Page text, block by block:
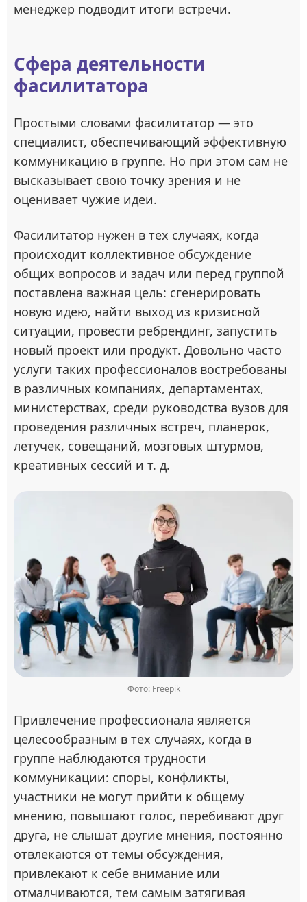
менеджер подводит итоги встречи.
Сфера деятельности
фасилитатора
Простыми словами фасилитатор — это
специалист, обеспечивающий эффективную
коммуникацию в группе. Но при этом сам не
высказывает свою точку зрения и не
оценивает чужие идеи.
Фасилитатор нужен в тех случаях, когда
происходит коллективное обсуждение
общих вопросов и задач или перед группой
поставлена важная цель: сгенерировать
новую идею, найти выход из кризисной
ситуации, провести ребрендинг, запустить
новый проект или продукт. Довольно часто
услуги таких профессионалов востребованы
в различных компаниях, департаментах,
министерствах, среди руководства вузов для
проведения различных встреч, планерок,
летучек, совещаний, мозговых штурмов,
креативных сессий и т. д.
Фото: Freepik
Привлечение профессионала является
целесообразным в тех случаях, когда в
группе наблюдаются трудности
коммуникации: споры, конфликты,
участники не могут прийти к общему
мнению, повышают голос, перебивают друг
друга, не слышат другие мнения, постоянно
отвлекаются от темы обсуждения,
привлекают к себе внимание или
отмалчиваются, тем самым затягивая